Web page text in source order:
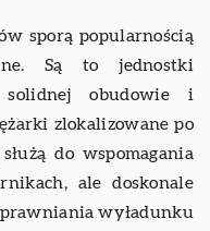
sporą popularnością
Są to jednostki
solidnej obudowie i
zlokalizowane po
do wspomagania
ale doskonale
wyładunku